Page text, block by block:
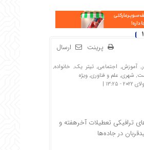
ارسال پرینت
, آموزش, اجتماعی,تیتر یک, خانواده,
, شهری, علم و فناوری, ویژه
ترافیکی تعطیلات آخرهفته و
در جاده‌ها